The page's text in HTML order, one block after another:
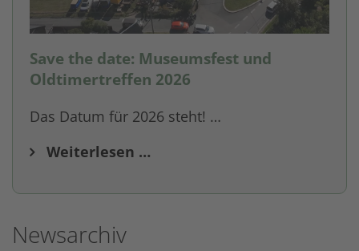
Save the date: Museumsfest und
Oldtimertreffen 2026
Das Datum für 2026 steht! …
Weiterlesen …
Newsarchiv